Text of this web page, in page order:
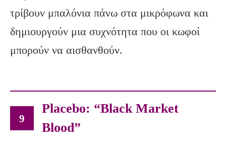
τρίβουν μπαλόνια πάνω στα μικρόφωνα και
δημιουργούν μια συχνότητα που οι κωφοί
μπορούν να αισθανθούν.
9
Placebo: “Black Market
Blood”